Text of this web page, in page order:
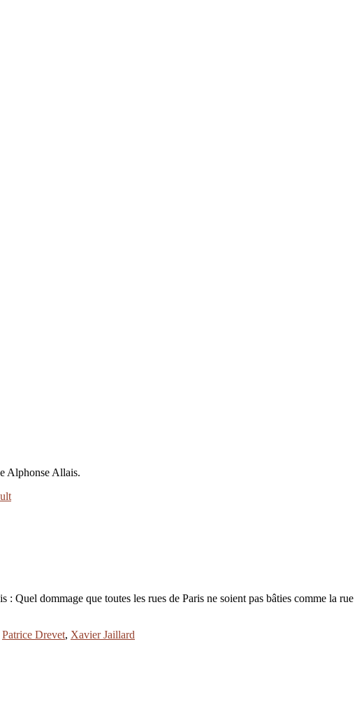
Alphonse Allais.
dommage que toutes les rues de Paris ne soient pas bâties comme la rue
Patrice Drevet, Xavier Jaillard